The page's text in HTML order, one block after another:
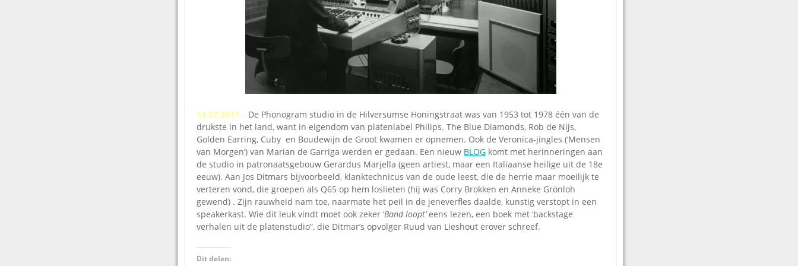
Omroepbanden
Stoomfluit Klaas
Vaak
Uitvinding
jinglecassette
14.07.2011 – De Phonogram studio in de Hilversumse Honingstraat was van 1953 tot 1978 één van de
drukste in het land, want in eigendom van platenlabel Philips. The Blue Diamonds, Rob de Nijs,
Golden Earring, Cuby en Boudewijn de Groot kwamen er opnemen. Ook de Veronica-jingles (‘Mensen
van Morgen’) van Marian de Garriga werden er gedaan. Een nieuw BLOG komt met herinneringen aan
de studio in patronaatsgebouw Gerardus Marjella (geen artiest, maar een Italiaanse heilige uit de 18e
eeuw). Aan Jos Ditmars bijvoorbeeld, klanktechnicus van de oude leest, die de herrie maar moeilijk te
verteren vond, die groepen als Q65 op hem loslieten (hij was Corry Brokken en Anneke Grönloh
gewend) . Zijn rauwheid nam toe, naarmate het peil in de jeneverfles daalde, kunstig verstopt in een
speakerkast. Wie dit leuk vindt moet ook zeker ‘Band loopt’eens lezen, een boek met ‘backstage
verhalen uit de platenstudio”, die Ditmar’s opvolger Ruud van Lieshout erover schreef.
Dit delen: